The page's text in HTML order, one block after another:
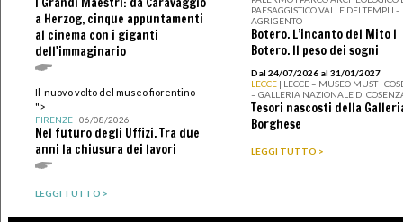
a Herzog, cinque appuntamenti
al cinema con i giganti
dell'immaginario
Il nuovo volto del museo fiorentino
">
FIRENZE| 06/08/2026
Nel futuro degli Uffizi. Tra due
anni la chiusura dei lavori
LEGGI TUTTO >
PAESAGGISTICO VALLE DEI TEMPLI -
AGRIGENTO
Botero. L’incanto del Mito I
Botero. Il peso dei sogni
Dal 24/07/2026 al 31/01/2027
LECCE | LECCE – MUSEO MUST I
– GALLERIA NAZIONALE DI
Tesori nascosti della
Borghese
LEGGI TUTTO >